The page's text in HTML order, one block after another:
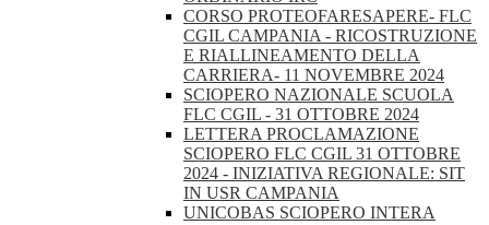
CORSO PROTEOFARESAPERE- FLC
CGIL CAMPANIA - RICOSTRUZIONE
E RIALLINEAMENTO DELLA
CARRIERA- 11 NOVEMBRE 2024
SCIOPERO NAZIONALE SCUOLA
FLC CGIL - 31 OTTOBRE 2024
LETTERA PROCLAMAZIONE
SCIOPERO FLC CGIL 31 OTTOBRE
2024 - INIZIATIVA REGIONALE: SIT
IN USR CAMPANIA
UNICOBAS SCIOPERO INTERA